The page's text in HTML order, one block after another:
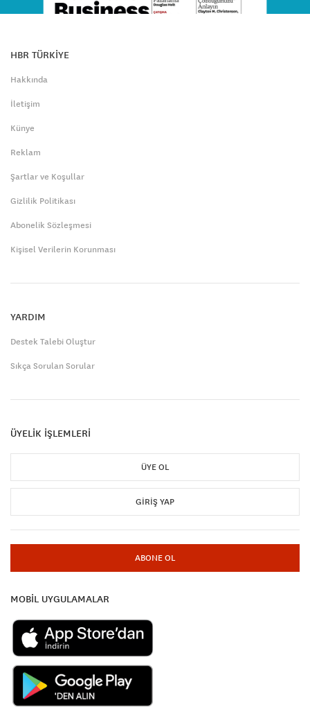
HBR TÜRKİYE
Hakkında
İletişim
Künye
Reklam
Şartlar ve Koşullar
Gizlilik Politikası
Abonelik Sözleşmesi
Kişisel Verilerin Korunması
YARDIM
Destek Talebi Oluştur
Sıkça Sorulan Sorular
ÜYELİK İŞLEMLERİ
ÜYE OL
GIRIŞ YAP
ABONE OL
MOBİL UYGULAMALAR